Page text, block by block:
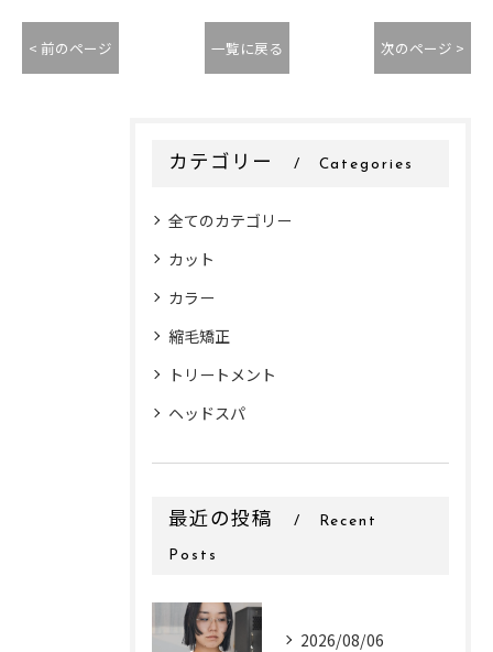
< 前のページ 一覧に戻る 次のページ >
カテゴリー Categories
全てのカテゴリー
カット
カラー
縮毛矯正
トリートメント
ヘッドスパ
最近の投稿 Recent
Posts
2026/08/06